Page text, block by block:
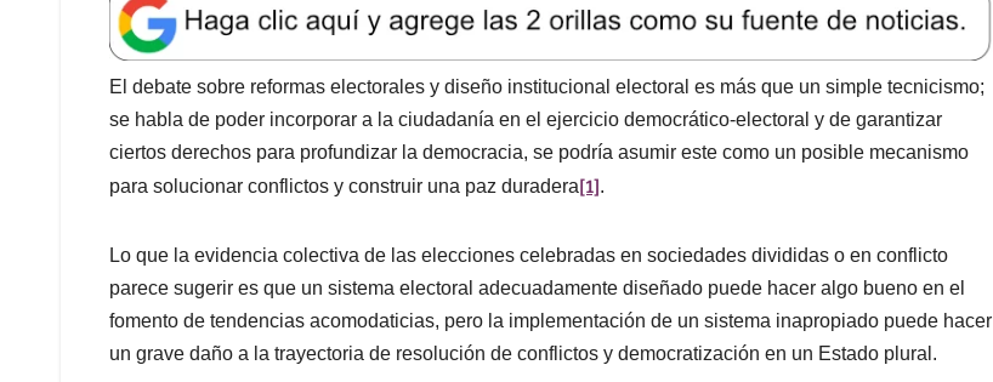
t
s
A
p
p
e
b
o
o
k
k
e
d
I
n
l
e
a
d
s
El debate sobre reformas electorales y diseño institucional electoral es más que un simple tecnicismo;
se habla de poder incorporar a la ciudadanía en el ejercicio democrático-electoral y de garantizar
ciertos derechos para profundizar la democracia, se podría asumir este como un posible mecanismo
para solucionar conflictos y construir una paz duradera[1].
Lo que la evidencia colectiva de las elecciones celebradas en sociedades divididas o en conflicto
parece sugerir es que un sistema electoral adecuadamente diseñado puede hacer algo bueno en el
fomento de tendencias acomodaticias, pero la implementación de un sistema inapropiado puede hacer
un grave daño a la trayectoria de resolución de conflictos y democratización en un Estado plural.